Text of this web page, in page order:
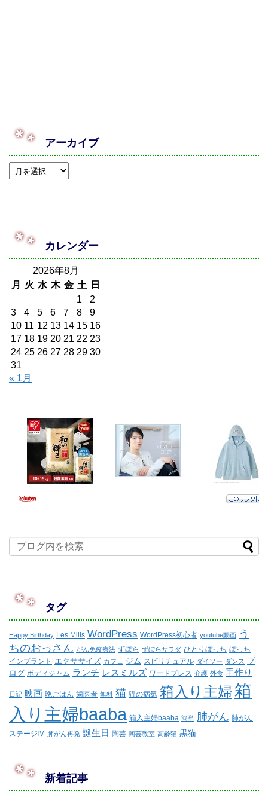
アーカイブ
カレンダー
2026年8月
月
火 水 木 金 土 日
1
2
3
4 5 6 7 8
9
10 11 12 13 14 15 16
17 18 19 20 21 22 23
24 25 26 27 28 29 30
31
« 1月
タグ
Happy Birthday Les Mills WordPress WordPress初心者 youtube動画 う
ちのおっさん がん免疫療法 ずぼら ずぼらサラダ ひとりぼっち ぼっち
インプラント エクササイズ カフェ ジム スピリチュアル ダイソー ダンス ブ
ログ ボディジャム ランチ レスミルズ ワードプレス 介護 外食 手作り
日記 映画 晩ごはん 歯医者 無料 猫 猫の病気 箱入り主婦箱
入り主婦baaba 箱入主婦baaba 簡単 肺がん 肺がん
ステージⅣ 肺がん再発 誕生日 陶芸 陶芸教室 高齢猫 黒猫
新着記事